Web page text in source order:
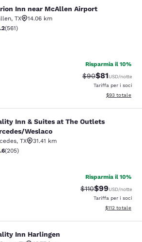
McAllen Airport
Inn near McAllen Airport
, TX
14.06 km
di 3.22 stelle. Buono. 561 recensioni
(561)
Risparmia il 10%
Tariffa di
$90Tariffa
$81USD/notte
Tariffa per i soci
Visualizza i
$93 totale
Suites at The Outlets
Inn & Suites at The Outlets
Weslaco
, TX
31.41 km
di 3.56 stelle. Buono. 205 recensioni
(205)
Risparmia il 10%
Tariffa di
$110Tariffa
$99USD/notte
Tariffa per i soci
Visualizza i
$112 totale
Inn Harlingen